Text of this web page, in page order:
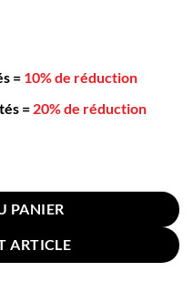
= 10% de réduction
= 20% de réduction
30x50cm Marron Blanc
PANIER
ARTICLE